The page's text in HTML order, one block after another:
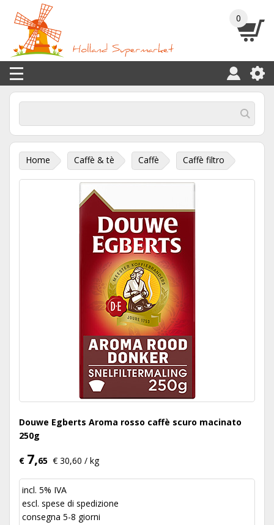
0
Home Caffè & tè Caffè Caffè filtro
Douwe Egberts Aroma rosso caffè scuro macinato
250g
€ 7,65 € 30,60 / kg
incl. 5% IVA
escl. spese di spedizione
consegna 5-8 giorni